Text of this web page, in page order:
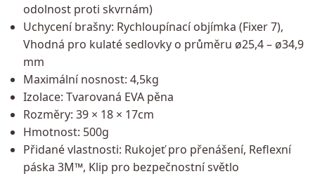
odolnost proti skvrnám)
Uchycení brašny: Rychloupínací objímka (Fixer 7),
Vhodná pro kulaté sedlovky o průměru ø25,4 – ø34,9
mm
Maximální nosnost: 4,5kg
Izolace: Tvarovaná EVA pěna
Rozměry: 39 × 18 × 17cm
Hmotnost: 500g
Přidané vlastnosti: Rukojeť pro přenášení, Reflexní
páska 3M™, Klip pro bezpečnostní světlo